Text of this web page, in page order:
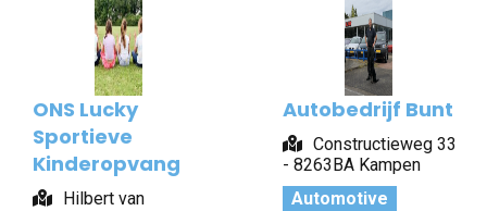
ONS Lucky
Sportieve
Kinderopvang
Hilbert van
Autobedrijf Bunt
Constructieweg 33
- 8263BA Kampen
Automotive